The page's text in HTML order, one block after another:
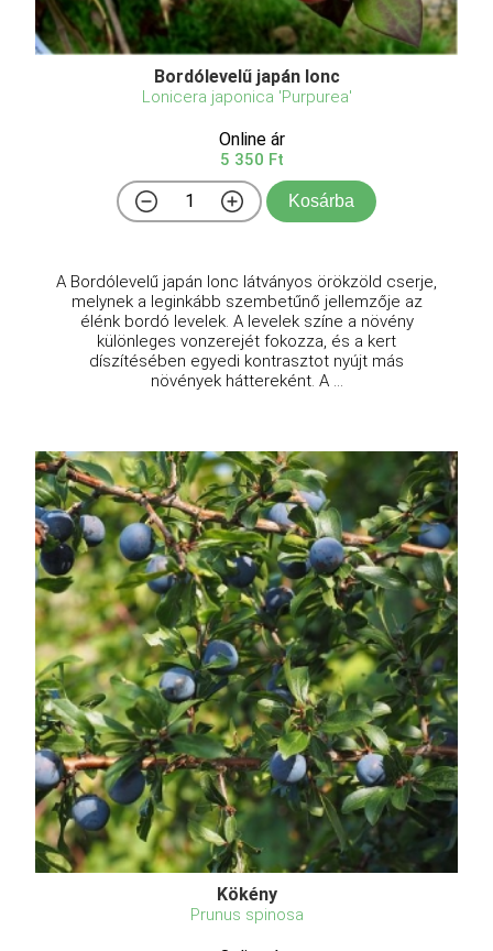
Bordólevelű japán lonc
Lonicera japonica 'Purpurea'
Online ár
5 350 Ft
Kosárba
A Bordólevelű japán lonc látványos örökzöld cserje,
melynek a leginkább szembetűnő jellemzője az
élénk bordó levelek. A levelek színe a növény
különleges vonzerejét fokozza, és a kert
díszítésében egyedi kontrasztot nyújt más
növények háttereként. A ...
Kökény
Prunus spinosa